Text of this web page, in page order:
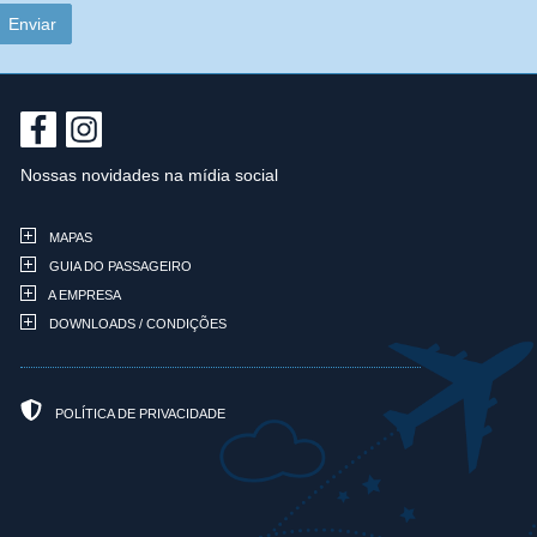
Nossas novidades na mídia social
MAPAS
GUIA DO PASSAGEIRO
A EMPRESA
DOWNLOADS / CONDIÇÕES
POLÍTICA DE PRIVACIDADE